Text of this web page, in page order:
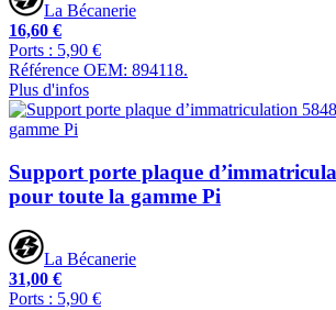
La Bécanerie
16,60 €
Ports : 5,90 €
Référence OEM: 894118.
Plus d'infos
Support porte plaque
pour toute la gamme Pi
La Bécanerie
31,00 €
Ports : 5,90 €